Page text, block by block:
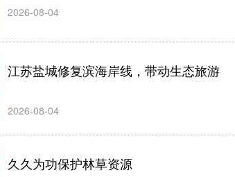
2026-08-04
江苏盐城修复滨海岸线，带动生态旅游
2026-08-04
久久为功保护林草资源